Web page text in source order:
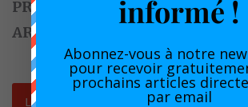
PRÉVENEZ-MOI DE TOUS LES
ARTICLES PAR E-MAIL.
informé !
Abonnez-vous à notre
pour recevoir
prochains articles
par email